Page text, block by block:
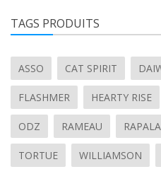
TAGS PRODUITS
ASSO CAT SPIRIT
FLASHMER HEARTY RISE
ODZ RAMEAU RAPALA
TORTUE WILLIAMSON